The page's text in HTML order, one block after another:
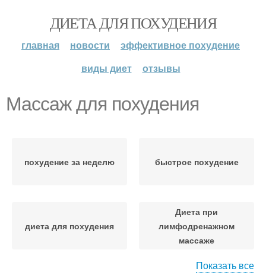
ДИЕТА ДЛЯ ПОХУДЕНИЯ
главная новости
эффективное похудение
виды диет
отзывы
Массаж для похудения
похудение за неделю быстрое похудение
диета для похудения
Диета при
лимфодренажном
массаже
Показать все